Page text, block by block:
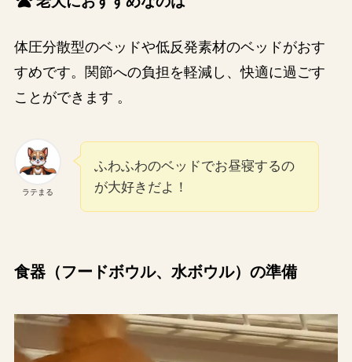
体圧分散型のベッドや低反発素材のベッドがおす
すめです。関節への負担を軽減し、快適に過ごす
ことができます​ ​。
ラテまる
ふわふわのベッドでお昼寝するの
が大好きだよ！
食器（フードボウル、水ボウル）の準備